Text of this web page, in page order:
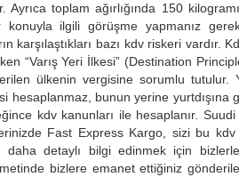
toplam ağırlığında 150
ilgili görüşme yapmanız
karşılaştıkları bazı kdv riskeri vardır.
“Varış Yeri İlkesi” (Destination
ülkenin vergisine sorumlu tutulur.
hesaplanmaz, bunun yerine yurtdışına
kdv kanunları ile hesaplanır. Suudi
Fast Express Kargo, sizi bu kdv
daha detaylı bilgi edinmek için
bizlere emanet ettiğiniz